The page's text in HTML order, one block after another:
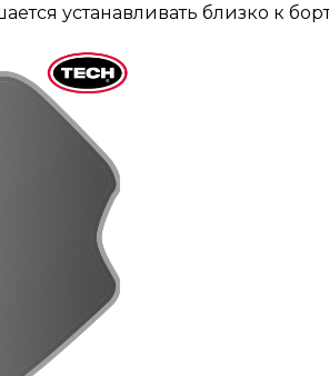
устанавливать близко к